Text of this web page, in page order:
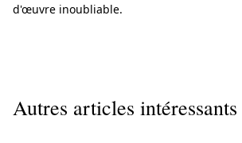
d'œuvre inoubliable.
Autres articles intéressants